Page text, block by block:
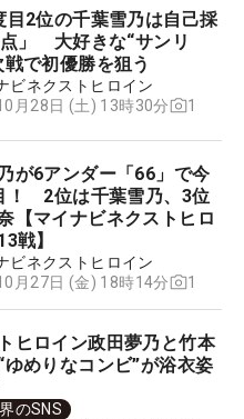
目2位の千葉雪乃は自己採
」 大好きな“サンリ
戦で初優勝を狙う
ビネクストヒロイン
月28日 (土) 13時30分
1
が6アンダー「66」で今
！ 2位は千葉雪乃、3位
【マイナビネクストヒロ
戦】
ビネクストヒロイン
月27日 (金) 18時14分
1
ヒロイン政田夢乃と竹本
ゆめりなコンビ”が浴衣姿
のSNS